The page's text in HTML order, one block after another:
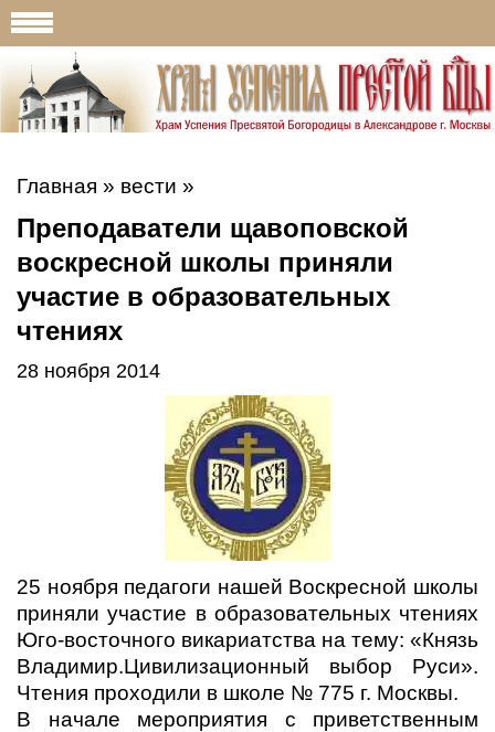
Главная » вести »
Преподаватели щавоповской
воскресной школы приняли
участие в образовательных
чтениях
28 ноября 2014
25 ноября педагоги нашей Воскресной школы
приняли участие в образовательных чтениях
Юго-восточного викариатства на тему: «Князь
Владимир.Цивилизационный выбор Руси».
Чтения проходили в школе № 775 г. Москвы.
В начале мероприятия с приветственным